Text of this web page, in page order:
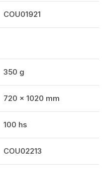
COU01921
350 g
720 x 1020 mm
100 hs
COU02213